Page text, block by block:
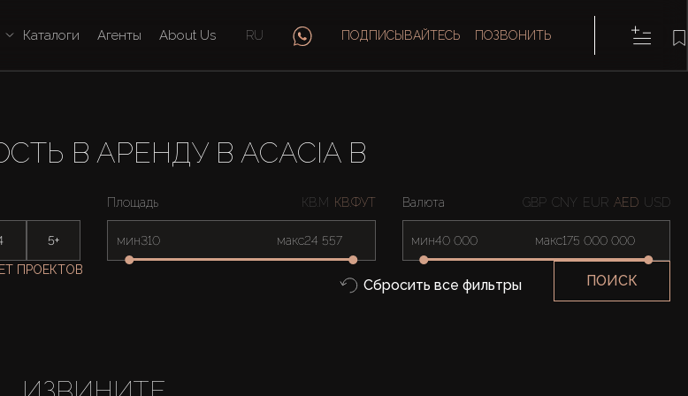
Каталоги Агенты About Us RU ПОДПИСЫВАЙТЕСЬ ПОЗВОНИТЬ
В АРЕНДУ В ACACIA B
5+
Площадь КВ.М КВ.ФУТ
мин макс
Валюта GBP CNY EUR AED USD
мин макс
ПРОЕКТОВ
Сбросить все фильтры ПОИСК